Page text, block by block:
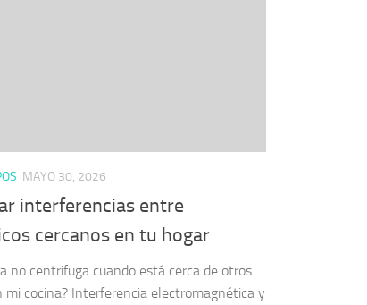
MAYO 30, 2026
interferencias entre
cercanos en tu hogar
no centrifuga cuando está cerca de otros
mi cocina? Interferencia electromagnética y